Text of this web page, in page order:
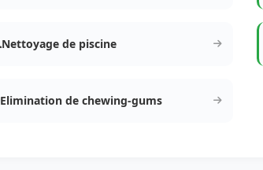
Nettoyage de piscine
Elimination de chewing-gums